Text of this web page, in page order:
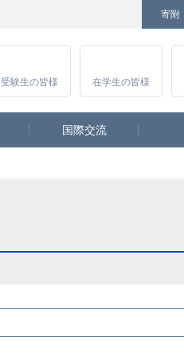
寄附
Instagram
受験生の皆様 在学生の皆様
国際交流